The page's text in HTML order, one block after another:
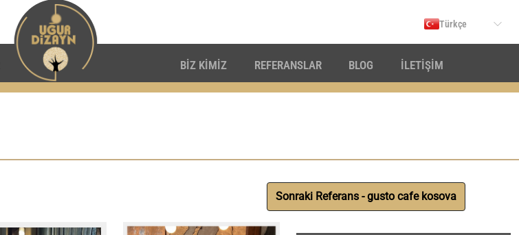
Türkçe
BİZ KİMİZ REFERANSLAR BLOG İLETİŞİM
Sonraki Referans - gusto cafe kosova